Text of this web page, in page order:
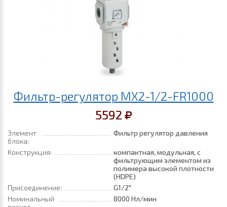
Фильтр-регулятор MX2-1/2-FR1000
5592
Элемент
блока:
Фильтр регулятор давления
Конструкция:
компактная, модульная, с
фильтрующим элементом из
полимера высокой плотности
(HDPE)
Присоединение:
G1/2"
Номинальный
8000 Нл/мин